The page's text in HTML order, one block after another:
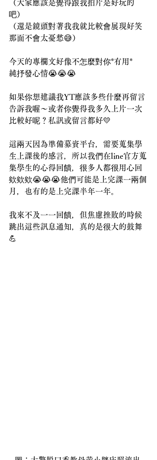
（大家應該是覺得跟我拍片是好玩的
吧）
（還是鏡頭對著我我就比較會展現好笑
那面不會太憂愁😅）
今天的專欄文好像不怎麼對你*有用*
純抒發心情😭😭😭
如果你想建議我YT應該多些什麼再留言
告訴我喔～或者你覺得我多久上片一次
比較好呢？私訊或留言都好💛
這兩天因為準備募資平台，需要蒐集學
生上課後的感言，所以我們在line官方蒐
集學生的心得回饋，很多人都很用心回
欸欸欸😭😭😭他們可能是上完課一兩個
月，也有的是上完課半年一年。
我來不及一一回饋，但焦慮挫敗的時候
跳出這些訊息通知，真的是很大的鼓舞
💪